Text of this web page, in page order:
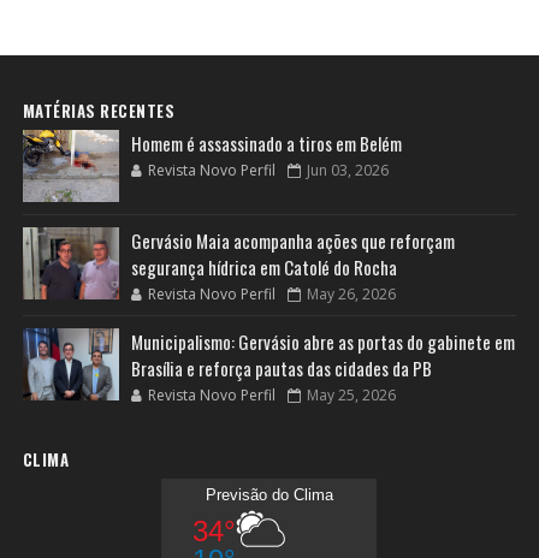
MATÉRIAS RECENTES
Homem é assassinado a tiros em Belém
Revista Novo Perfil Jun 03, 2026
Gervásio Maia acompanha ações que reforçam
segurança hídrica em Catolé do Rocha
Revista Novo Perfil May 26, 2026
Municipalismo: Gervásio abre as portas do gabinete em
Brasília e reforça pautas das cidades da PB
Revista Novo Perfil May 25, 2026
CLIMA